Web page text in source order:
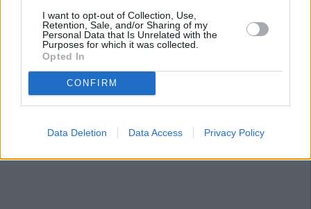
I want to opt-out of Collection, Use,
Retention, Sale, and/or Sharing of my
Personal Data that Is Unrelated with the
Purposes for which it was collected.
Opted In
CONFIRM
Data Deletion Data Access Privacy Policy